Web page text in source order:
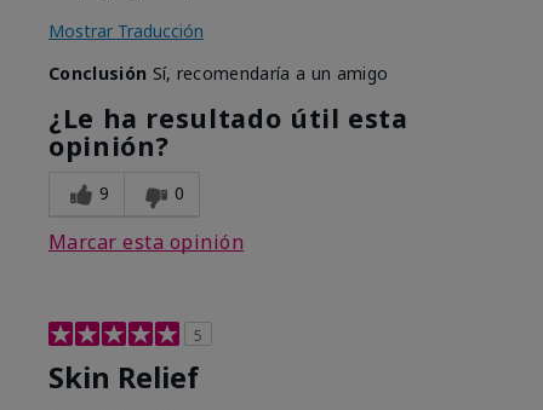
Mostrar Traducción
Conclusión Sí, recomendaría a un amigo
¿Le ha resultado útil esta
opinión?
9 0
Marcar esta opinión
5
Skin Relief